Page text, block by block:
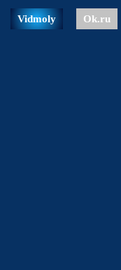
Vidmoly Ok.ru